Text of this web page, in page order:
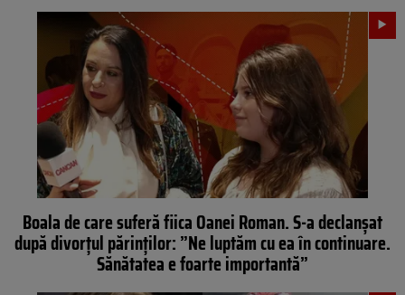
Boala de care suferă fiica Oanei Roman. S-a declanșat
după divorțul părinților: ”Ne luptăm cu ea în continuare.
Sănătatea e foarte importantă”